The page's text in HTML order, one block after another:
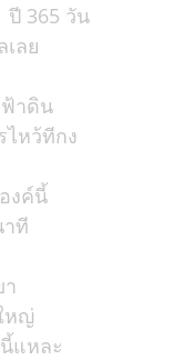
ปี 365 วัน
ลย
าดิน
หว้ทีกง
งค์นี้
าที
หญ่
แหละ